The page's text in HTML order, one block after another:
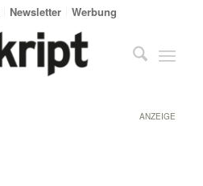
Newsletter Werbung
ANZEIGE